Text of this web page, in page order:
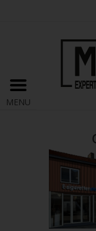
MENU